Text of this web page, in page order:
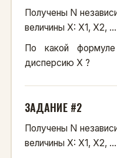
Получены N
величины X: X1, X2,
По какой
дисперсию X ?
ЗАДАНИЕ #2
Получены N
величины X: X1, X2,